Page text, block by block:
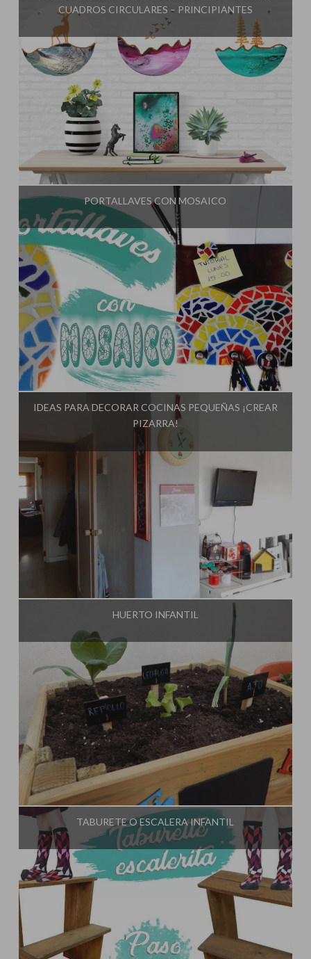
CUADROS CIRCULARES – PRINCIPIANTES
Influencer:El Taller de Ire
PORTALLAVES CON MOSAICO
Influencer:El Taller de Ire
IDEAS PARA DECORAR COCINAS PEQUEÑAS ¡CREAR
PIZARRA!
Influencer: El Taller de Ire
HUERTO INFANTIL
Influencer: El Taller de Ire
TABURETE O ESCALERA INFANTIL